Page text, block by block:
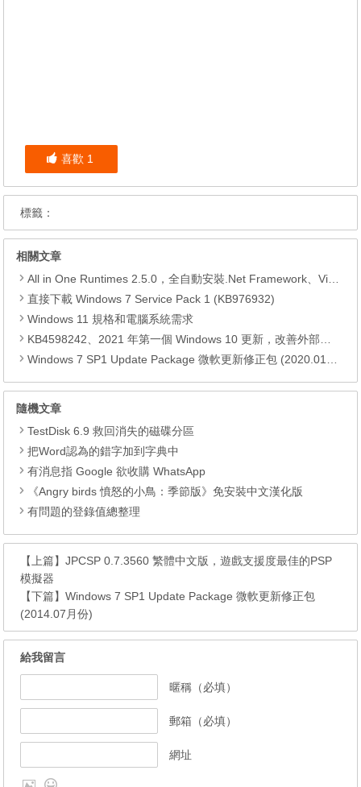
喜歡 1
標籤：
相關文章
All in One Runtimes 2.5.0，全自動安裝.Net Framework、Visual C++、DirectX、Flash Player、JRE
直接下載 Windows 7 Service Pack 1 (KB976932)
Windows 11 規格和電腦系統需求
KB4598242、2021 年第一個 Windows 10 更新，改善外部裝置安全性、解決HTTPS安全漏洞、印表機呼叫(RPC)漏洞
Windows 7 SP1 Update Package 微軟更新修正包 (2020.01月份)
隨機文章
TestDisk 6.9 救回消失的磁碟分區
把Word認為的錯字加到字典中
有消息指 Google 欲收購 WhatsApp
《Angry birds 憤怒的小鳥：季節版》免安裝中文漢化版
有問題的登錄值總整理
【上篇】JPCSP 0.7.3560 繁體中文版，遊戲支援度最佳的PSP
模擬器
【下篇】Windows 7 SP1 Update Package 微軟更新修正包
(2014.07月份)
給我留言
暱稱（必填）
郵箱（必填）
網址